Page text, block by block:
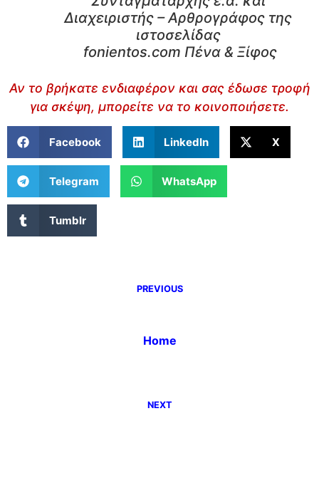
Διαχειριστής – Αρθρογράφος της
ιστοσελίδας
fonientos.com Πένα & Ξίφος
Αν το βρήκατε ενδιαφέρον και σας έδωσε τροφή
για σκέψη, μπορείτε να το κοινοποιήσετε.
Facebook LinkedIn X
Telegram WhatsApp
Tumblr
PREVIOUS
Home
NEXT